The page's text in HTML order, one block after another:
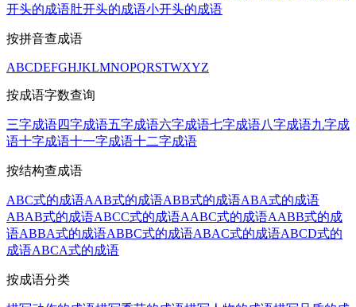
开头的成语肚开头的成语小开头的成语
按拼音查成语
ABCDEFGHJKLMNOPQRSTWXYZ
按成语字数查询
三字成语四字成语五字成语六字成语七字成语八字成语九字成
语十字成语十一字成语十二字成语
按结构查成语
ABC式的成语AAB式的成语ABB式的成语ABA式的成语
ABAB式的成语ABCC式的成语AABC式的成语AABB式的成
语ABBA式的成语ABBC式的成语ABAC式的成语ABCD式的
成语ABCA式的成语
按成语分类